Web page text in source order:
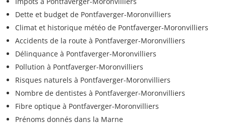
Dette et budget de Pontfaverger-Moronvilliers
Climat et historique météo de Pontfaverger-Moronvilliers
Accidents de la route à Pontfaverger-Moronvilliers
Délinquance à Pontfaverger-Moronvilliers
Pollution à Pontfaverger-Moronvilliers
Risques naturels à Pontfaverger-Moronvilliers
Nombre de dentistes à Pontfaverger-Moronvilliers
Fibre optique à Pontfaverger-Moronvilliers
Prénoms donnés dans la Marne